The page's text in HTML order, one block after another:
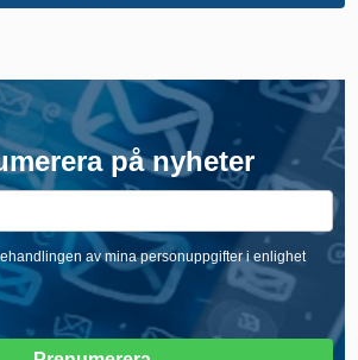
på nyheter
av mina personuppgifter i enlighet